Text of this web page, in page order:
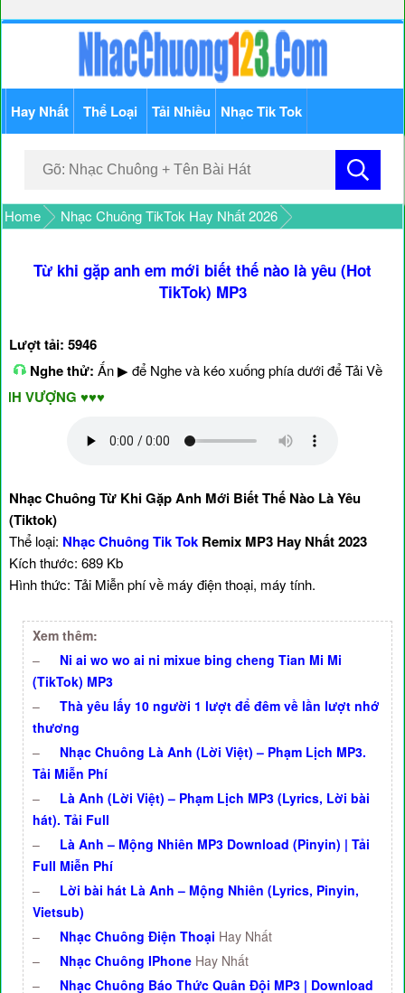
Hay Nhất Thể Loại Tải Nhiều Nhạc Tik Tok
Home Nhạc Chuông TikTok Hay Nhất 2026
Từ khi gặp anh em mới biết thế nào là yêu (Hot
TikTok) MP3
Lượt tải: 5946
Nghe thử: Ấn ▶ để Nghe và kéo xuống phía dưới để Tải Về
♥♥♥
Nhạc Chuông Từ Khi Gặp Anh Mới Biết Thế Nào Là Yêu
(Tiktok)
Thể loại: Nhạc Chuông Tik Tok Remix MP3 Hay Nhất 2023
Kích thước: 689 Kb
Hình thức: Tải Miễn phí về máy điện thoại, máy tính.
Xem thêm:
–
Ni ai wo wo ai ni mixue bing cheng Tian Mi Mi
(TikTok) MP3
–
Thà yêu lấy 10 người 1 lượt để đêm về lần lượt nhớ
thương
–
Nhạc Chuông Là Anh (Lời Việt) – Phạm Lịch MP3.
Tải Miễn Phí
–
Là Anh (Lời Việt) – Phạm Lịch MP3 (Lyrics, Lời bài
hát). Tải Full
–
Là Anh – Mộng Nhiên MP3 Download (Pinyin) | Tải
Full Miễn Phí
–
Lời bài hát Là Anh – Mộng Nhiên (Lyrics, Pinyin,
Vietsub)
–
Nhạc Chuông Điện Thoại Hay Nhất
–
Nhạc Chuông IPhone Hay Nhất
–
Nhạc Chuông Báo Thức Quân Đội MP3 | Download